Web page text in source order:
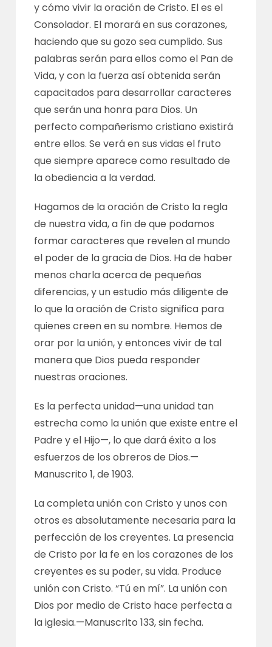
y cómo vivir la oración de Cristo. El es el
Consolador. El morará en sus corazones,
haciendo que su gozo sea cumplido. Sus
palabras serán para ellos como el Pan de
Vida, y con la fuerza así obtenida serán
capacitados para desarrollar caracteres
que serán una honra para Dios. Un
perfecto compañerismo cristiano existirá
entre ellos. Se verá en sus vidas el fruto
que siempre aparece como resultado de
la obediencia a la verdad.
Hagamos de la oración de Cristo la regla
de nuestra vida, a fin de que podamos
formar caracteres que revelen al mundo
el poder de la gracia de Dios. Ha de haber
menos charla acerca de pequeñas
diferencias, y un estudio más diligente de
lo que la oración de Cristo significa para
quienes creen en su nombre. Hemos de
orar por la unión, y entonces vivir de tal
manera que Dios pueda responder
nuestras oraciones.
Es la perfecta unidad—una unidad tan
estrecha como la unión que existe entre el
Padre y el Hijo—, lo que dará éxito a los
esfuerzos de los obreros de Dios.—
Manuscrito 1, de 1903.
La completa unión con Cristo y unos con
otros es absolutamente necesaria para la
perfección de los creyentes. La presencia
de Cristo por la fe en los corazones de los
creyentes es su poder, su vida. Produce
unión con Cristo. “Tú en mí”. La unión con
Dios por medio de Cristo hace perfecta a
la iglesia.—Manuscrito 133, sin fecha.